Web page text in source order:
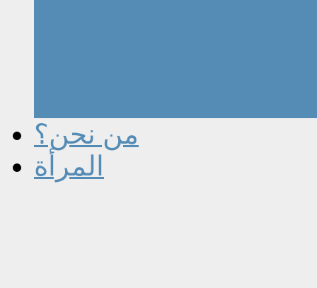
من نحن؟
المرأة